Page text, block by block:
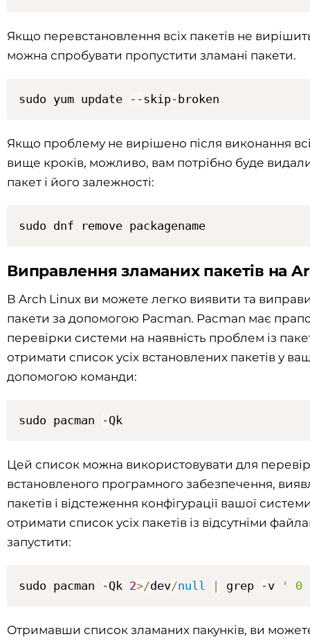
Якщо перевстановлення всіх пакетів не
можна спробувати пропустити зламані пакети.
sudo yum update --skip- broken
Якщо проблему не вирішено після виконання
вище кроків, можливо, вам потрібно буде
пакет і його залежності:
sudo dnf remove packagename
Виправлення зламаних пакетів на
В Arch Linux ви можете легко виявити та
пакети за допомогою Pacman. Pacman має
перевірки системи на наявність проблем із
отримати список усіх встановлених пакетів у
допомогою команди:
sudo pacman -Qk
Цей список можна використовувати для
встановленого програмного забезпечення,
пакетів і відстеження конфігурації вашої
отримати список усіх пакетів із відсутніми
запустити:
sudo pacman -Qk 2>/dev/null grep -v ' 0
Отримавши список зламаних пакунків, ви